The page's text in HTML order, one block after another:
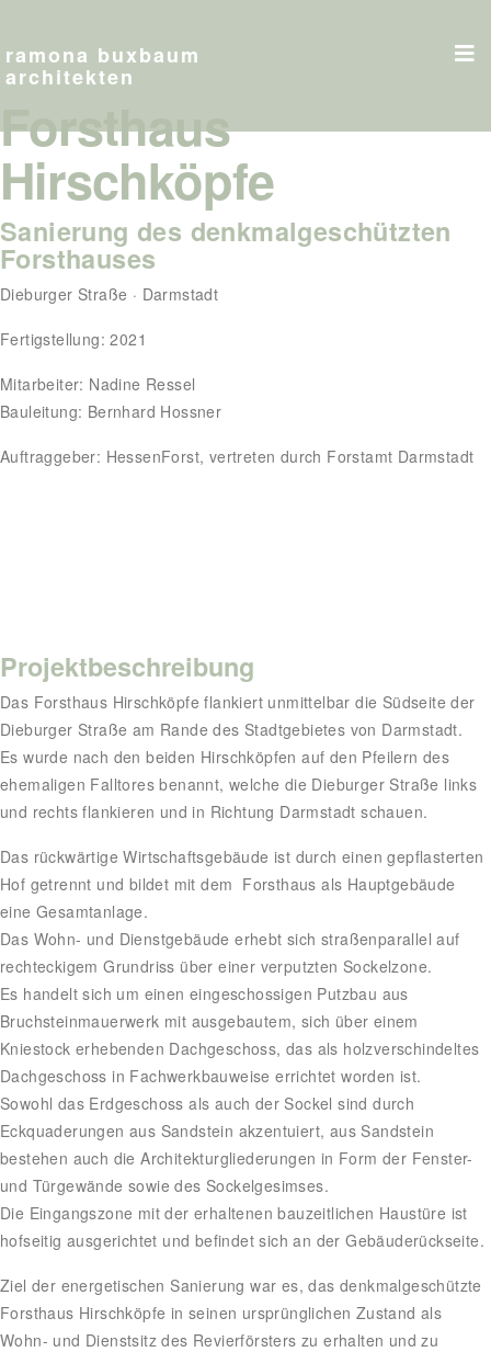
ramona buxbaum
architekten
VORHER
Forsthaus
Hirschköpfe
Sanierung des denkmalgeschützten
Forsthauses
Dieburger Straße · Darmstadt
Fertigstellung: 2021
Mitarbeiter: Nadine Ressel
Bauleitung: Bernhard Hossner
Auftraggeber: HessenForst, vertreten durch Forstamt Darmstadt
Projektbeschreibung
Das Forsthaus Hirschköpfe flankiert unmittelbar die Südseite der
Dieburger Straße am Rande des Stadtgebietes von Darmstadt.
Es wurde nach den beiden Hirschköpfen auf den Pfeilern des
ehemaligen Falltores benannt, welche die Dieburger Straße links
und rechts flankieren und in Richtung Darmstadt schauen.
Das rückwärtige Wirtschaftsgebäude ist durch einen gepflasterten
Hof getrennt und bildet mit dem Forsthaus als Hauptgebäude
eine Gesamtanlage.
Das Wohn- und Dienstgebäude erhebt sich straßenparallel auf
rechteckigem Grundriss über einer verputzten Sockelzone.
Es handelt sich um einen eingeschossigen Putzbau aus
Bruchsteinmauerwerk mit ausgebautem, sich über einem
Kniestock erhebenden Dachgeschoss, das als holzverschindeltes
Dachgeschoss in Fachwerkbauweise errichtet worden ist.
Sowohl das Erdgeschoss als auch der Sockel sind durch
Eckquaderungen aus Sandstein akzentuiert, aus Sandstein
bestehen auch die Architekturgliederungen in Form der Fenster-
und Türgewände sowie des Sockelgesimses.
Die Eingangszone mit der erhaltenen bauzeitlichen Haustüre ist
hofseitig ausgerichtet und befindet sich an der Gebäuderückseite.
Ziel der energetischen Sanierung war es, das denkmalgeschützte
Forsthaus Hirschköpfe in seinen ursprünglichen Zustand als
Wohn- und Dienstsitz des Revierförsters zu erhalten und zu